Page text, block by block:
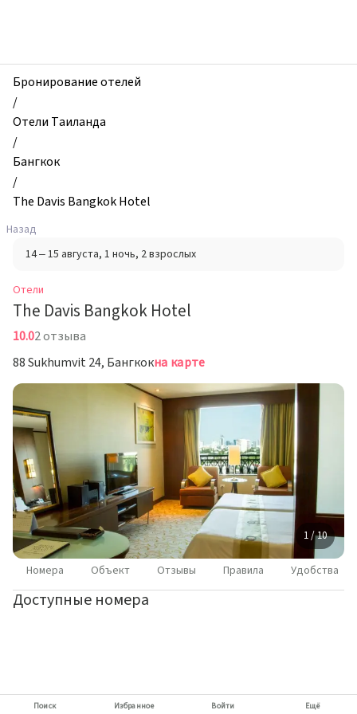
The
Davis
Bangkok
Hotel,
Бангкок,
Таиланд
Бронирование отелей
/
Отели Таиланда
/
Бангкок
/
The Davis Bangkok Hotel
Назад
14 – 15 августа, 1 ночь, 2 взрослых
Отели
The Davis Bangkok Hotel
10.02 отзыва
88 Sukhumvit 24, Бангкокна карте
1 / 10
Номера Объект Отзывы Правила Удобства
Доступные номера
Поиск Избранное Войти Ещё